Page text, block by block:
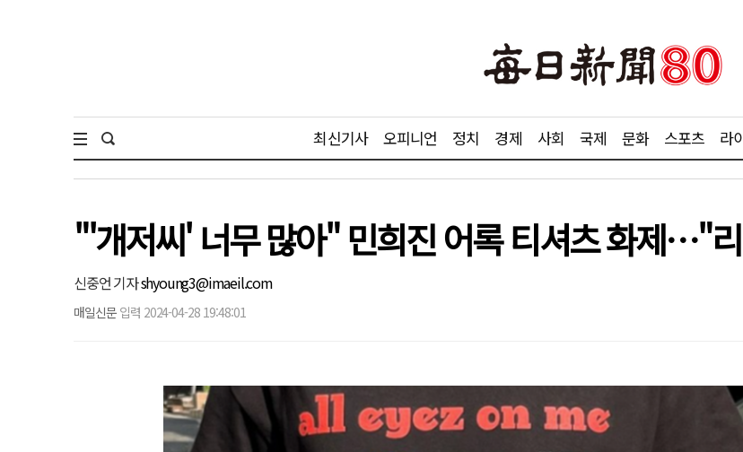
최신기사 오피니언 정치 경제 사회 국제 문화 스포츠 라
"'개저씨' 너무 많아" 민희진 어록 티셔츠 화제…"
신중언 기자shyoung3@imaeil.com
매일신문 입력 2024-04-28 19:48:01